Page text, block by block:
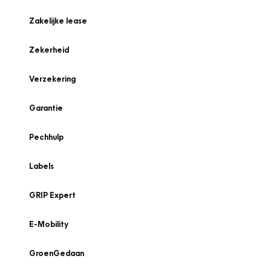
Zakelijke lease
Zekerheid
Verzekering
Garantie
Pechhulp
Labels
GRIP Expert
E-Mobility
GroenGedaan